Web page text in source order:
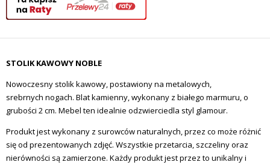
STOLIK KAWOWY NOBLE
Nowoczesny stolik kawowy, postawiony na metalowych,
srebrnych nogach. Blat kamienny, wykonany z białego marmuru, o
grubości 2 cm. Mebel ten idealnie odzwierciedla styl glamour.
Produkt jest wykonany z surowców naturalnych, przez co może różnić
się od prezentowanych zdjęć. Wszystkie przetarcia, szczeliny oraz
nierówności są zamierzone. Każdy produkt jest przez to unikalny i